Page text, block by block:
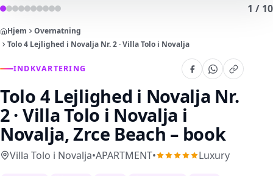
1 / 10
Hjem
Overnatning
Tolo 4 Lejlighed i Novalja Nr. 2 · Villa Tolo i Novalja
INDKVARTERING
Tolo 4 Lejlighed i Novalja Nr.
2 · Villa Tolo i Novalja i
Novalja, Zrce Beach – book
Villa Tolo i Novalja•APARTMENT• Luxury